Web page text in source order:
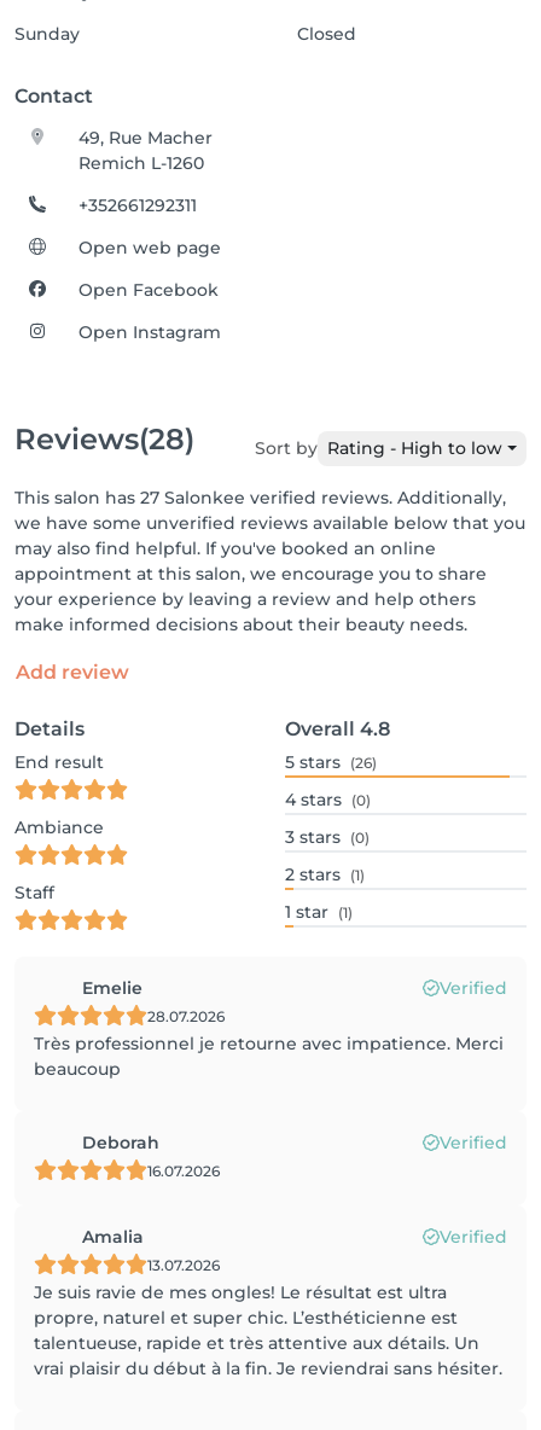
Sunday
Closed
Contact
49, Rue Macher
Remich L-1260
+352661292311
Open web page
Open Facebook
Open Instagram
Reviews(28) Sort by Rating - High to low
This salon has 27 Salonkee verified reviews. Additionally,
we have some unverified reviews available below that you
may also find helpful. If you've booked an online
appointment at this salon, we encourage you to share
your experience by leaving a review and help others
make informed decisions about their beauty needs.
Add review
Details
End result
Ambiance
Staff
Overall 4.8
5 stars (26)
4 stars (0)
3 stars (0)
2 stars (1)
1 star (1)
Emelie Verified
28.07.2026
Très professionnel je retourne avec impatience. Merci
beaucoup
Deborah Verified
16.07.2026
Amalia Verified
13.07.2026
Je suis ravie de mes ongles! Le résultat est ultra
propre, naturel et super chic. L’esthéticienne est
talentueuse, rapide et très attentive aux détails. Un
vrai plaisir du début à la fin. Je reviendrai sans hésiter.